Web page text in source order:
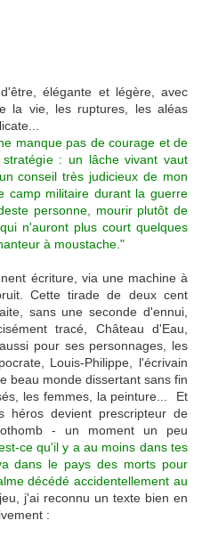
élégante et légère, avec
la vie, les ruptures, les aléas
manque pas de courage et de
: un lâche vivant vaut
conseil très judicieux de mon
camp militaire durant la guerre
personne, mourir plutôt de
n'auront plus court quelques
à moustache."
écriture, via une machine à
Cette tirade de deux cent
sans une seconde d'ennui,
tracé, Château d'Eau,
pour ses personnages, les
Louis-Philippe, l'écrivain
beau monde dissertant sans fin
les femmes, la peinture... Et
héros devient prescripteur de
- un moment un peu
ce qu'il y a au moins dans tes
dans le pays des morts pour
décédé accidentellement au
j'ai reconnu un texte bien en
: